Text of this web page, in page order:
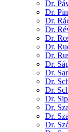
Dr.
Dr.
Dr.
Dr.
Dr.
Dr.
Dr.
Dr.
Dr.
Dr.
Dr.
Dr.
Dr.
Dr.
Dr.